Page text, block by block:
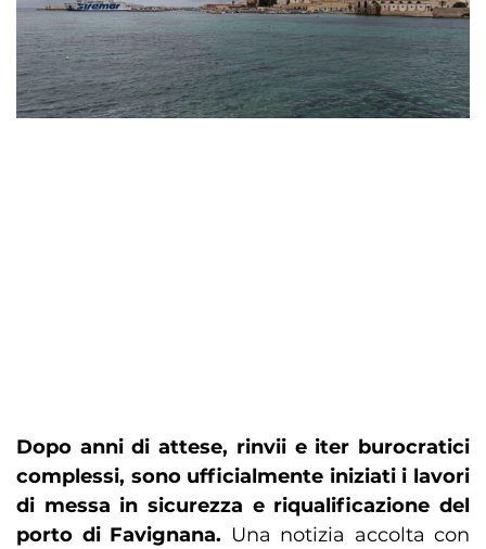
Dopo anni di attese, rinvii e iter burocratici
complessi, sono ufficialmente iniziati i lavori
di messa in sicurezza e riqualificazione del
porto di Favignana. Una notizia accolta con